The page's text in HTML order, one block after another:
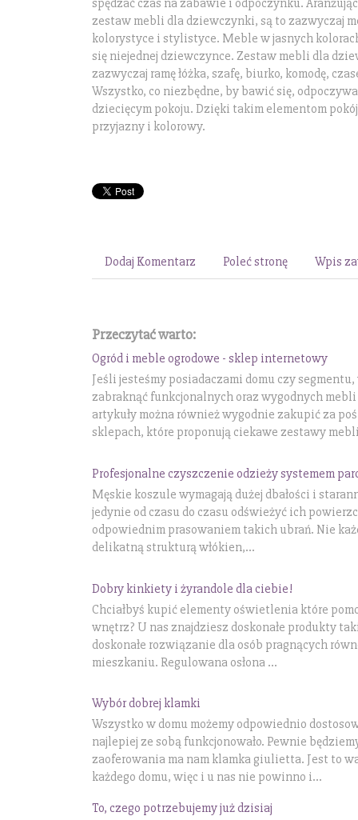
spędzać czas na zabawie i odpoczynku.
zestaw mebli dla dziewczynki, są to zazwyczaj
kolorystyce i stylistyce. Meble w jasnych
się niejednej dziewczynce. Zestaw mebli dla
zazwyczaj ramę łóżka, szafę, biurko, komodę,
Wszystko, co niezbędne, by bawić się,
dziecięcym pokoju. Dzięki takim elementom
przyjazny i kolorowy.
Dodaj Komentarz Poleć stronę Wpis
Przeczytać warto:
Ogród i meble ogrodowe - sklep internetowy
Jeśli jesteśmy posiadaczami domu czy
zabraknąć funkcjonalnych oraz wygodnych mebli
artykuły można również wygodnie zakupić za
sklepach, które proponują ciekawe zestawy
Profesjonalne czyszczenie odzieży systemem
Męskie koszule wymagają dużej dbałości i
jedynie od czasu do czasu odświeżyć ich
odpowiednim prasowaniem takich ubrań. Nie
delikatną strukturą włókien,...
Dobry kinkiety i żyrandole dla ciebie!
Chciałbyś kupić elementy oświetlenia które
wnętrz? U nas znajdziesz doskonałe produkty
doskonałe rozwiązanie dla osób pragnących
mieszkaniu. Regulowana osłona ...
Wybór dobrej klamki
Wszystko w domu możemy odpowiednio
najlepiej ze sobą funkcjonowało. Pewnie
zaoferowania ma nam klamka giulietta. Jest to
każdego domu, więc i u nas nie powinno i...
To, czego potrzebujemy już dzisiaj